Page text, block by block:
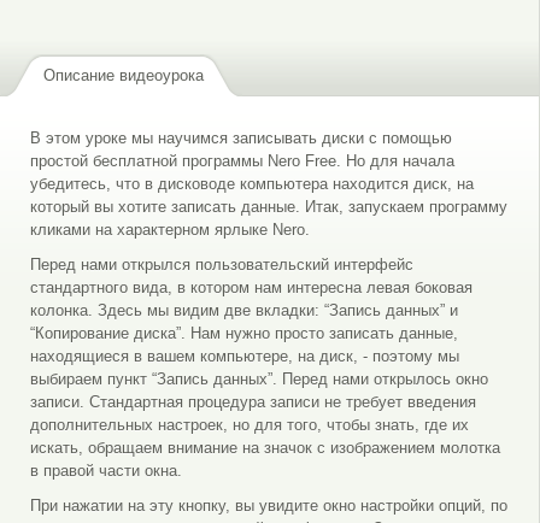
Описание видеоурока
В этом уроке мы научимся записывать диски с помощью
простой бесплатной программы Nero Free. Но для начала
убедитесь, что в дисководе компьютера находится диск, на
который вы хотите записать данные. Итак, запускаем программу
кликами на характерном ярлыке Nero.
Перед нами открылся пользовательский интерфейс
стандартного вида, в котором нам интересна левая боковая
колонка. Здесь мы видим две вкладки: “Запись данных” и
“Копирование диска”. Нам нужно просто записать данные,
находящиеся в вашем компьютере, на диск, - поэтому мы
выбираем пункт “Запись данных”. Перед нами открылось окно
записи. Стандартная процедура записи не требует введения
дополнительных настроек, но для того, чтобы знать, где их
искать, обращаем внимание на значок с изображением молотка
в правой части окна.
При нажатии на эту кнопку, вы увидите окно настройки опций, по